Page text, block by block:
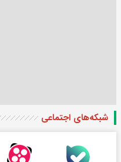
شبکه‌های اجتماعی